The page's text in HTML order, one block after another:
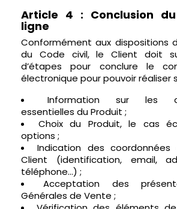
Article 4 : Conclusion
ligne
Conformément aux dispositions
du Code civil, le Client doit
d’étapes pour conclure le
électronique pour pouvoir réaliser
Information sur les
essentielles du Produit ;
Choix du Produit, le cas
options ;
Indication des coordonnées
Client (identification, email,
téléphone…) ;
Acceptation des
Générales de Vente ;